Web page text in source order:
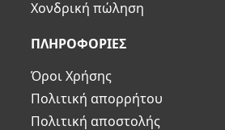
Χονδρική πώληση
ΠΛΗΡΟΦΟΡΙΕΣ
Όροι Χρήσης
Πολιτική απορρήτου
Πολιτική αποστολής